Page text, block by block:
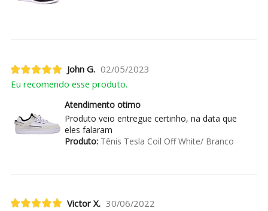
John G. 02/05/2023
Eu recomendo esse produto.
Atendimento otimo
Produto veio entregue certinho, na data que
eles falaram
Produto:Tênis Tesla Coil Off White/ Branco
Victor X. 30/06/2022